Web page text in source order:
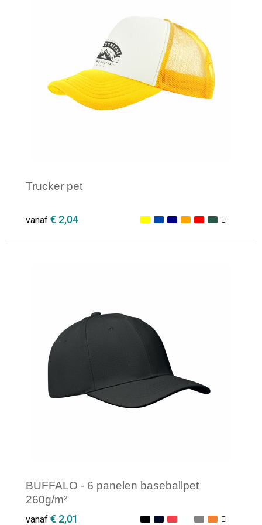
Trucker pet
vanaf € 2,04
BUFFALO - 6 panelen baseballpet
260g/m²
vanaf € 2,01